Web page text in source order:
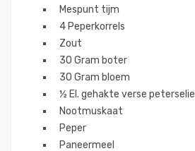
Mespunt tijm
4 Peperkorrels
Zout
30 Gram boter
30 Gram bloem
½ El. gehakte verse peterselie
Nootmuskaat
Peper
Paneermeel